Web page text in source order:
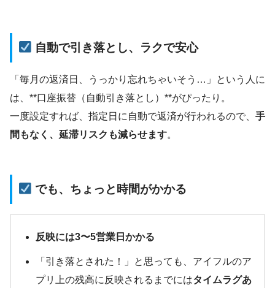
自動で引き落とし、ラクで安心
「毎月の返済日、うっかり忘れちゃいそう…」という人に
は、**口座振替（自動引き落とし）**がぴったり。
一度設定すれば、指定日に自動で返済が行われるので、 手
間もなく、延滞リスクも減らせます。
でも、ちょっと時間がかかる
反映には3〜5営業日かかる
「引き落とされた！」と思っても、アイフルのア
プリ上の残高に反映されるまでにはタイムラグあ